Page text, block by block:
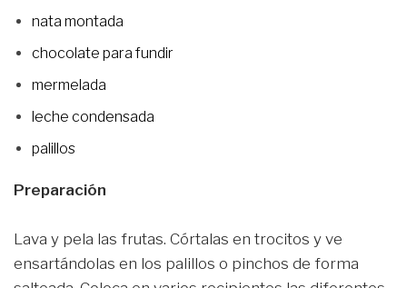
nata montada
chocolate para fundir
mermelada
leche condensada
palillos
Preparación
Lava y pela las frutas. Córtalas en trocitos y ve
ensartándolas en los palillos o pinchos de forma